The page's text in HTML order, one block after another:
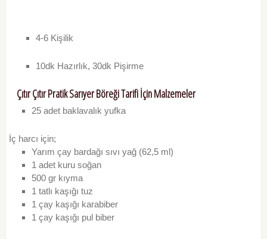
4-6 Kişilik
10dk Hazırlık,30dk Pişirme
Çıtır Çıtır Pratik Sarıyer Böreği Tarifi İçin Malzemeler
25 adet baklavalık yufka
İç harcı için;
Yarım çay bardağı sıvı yağ (62,5 ml)
1 adet kuru soğan
500 gr kıyma
1 tatlı kaşığı tuz
1 çay kaşığı karabiber
1 çay kaşığı pul biber